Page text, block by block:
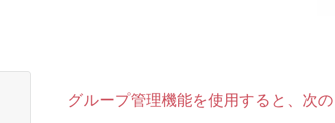
グループ管理機能を使用すると、次